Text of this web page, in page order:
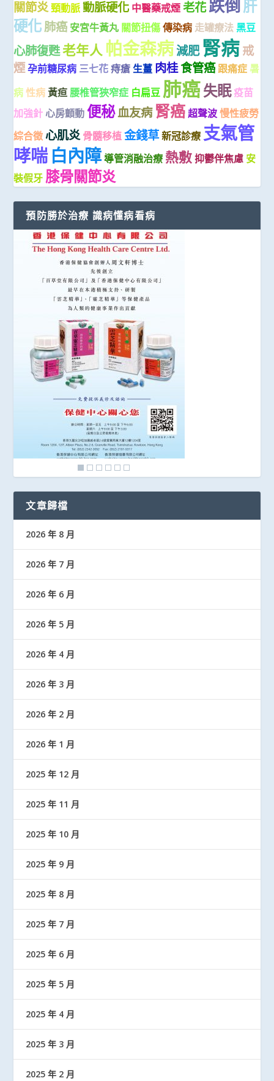
關節炎頸動脈 動脈硬化 中醫藥戒煙 老花跌倒肝
硬化肺癌 安宮牛黃丸 關節扭傷 傳染病 走罐療法 黑豆
心肺復甦老年人 帕金森病減肥 腎病戒
煙孕前糖尿病 三七花 痔瘡 生薑 肉桂食管癌跟痛症 暑
病 性病 黃疸 腰椎管狹窄症 白扁豆 肺癌失眠疫苗
加強針 心房顫動 便秘血友病 腎癌 超聲波 慢性疲勞
綜合徵 心肌炎 骨髓移植 金錢草新冠診療 支氣管
哮喘白內障 導管消融治療 熱敷 抑鬱伴焦慮 安
裝假牙 膝骨關節炎
預防勝於治療 識病懂病看病
文章歸檔
2026 年 8 月
2026 年 7 月
2026 年 6 月
2026 年 5 月
2026 年 4 月
2026 年 3 月
2026 年 2 月
2026 年 1 月
2025 年 12 月
2025 年 11 月
2025 年 10 月
2025 年 9 月
2025 年 8 月
2025 年 7 月
2025 年 6 月
2025 年 5 月
2025 年 4 月
2025 年 3 月
2025 年 2 月